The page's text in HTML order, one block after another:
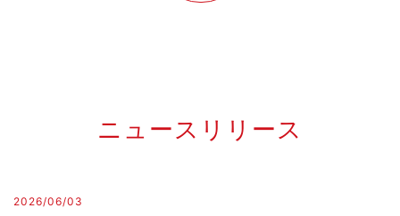
ニュースリリース
2026/06/03